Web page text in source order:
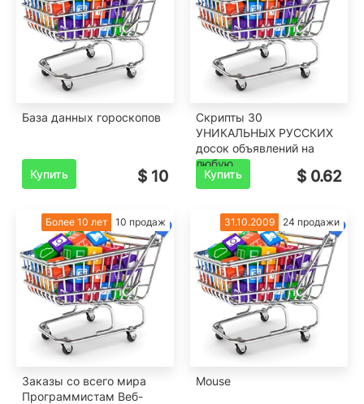
База данных гороскопов
Купить $ 10
Скрипты 30
УНИКАЛЬНЫХ РУССКИХ
досок объявлений на
любую
Купить $ 0.62
Более 10 лет 10 продаж
Заказы со всего мира
Программистам Веб-
31.10.2009 24 продажи
Mouse